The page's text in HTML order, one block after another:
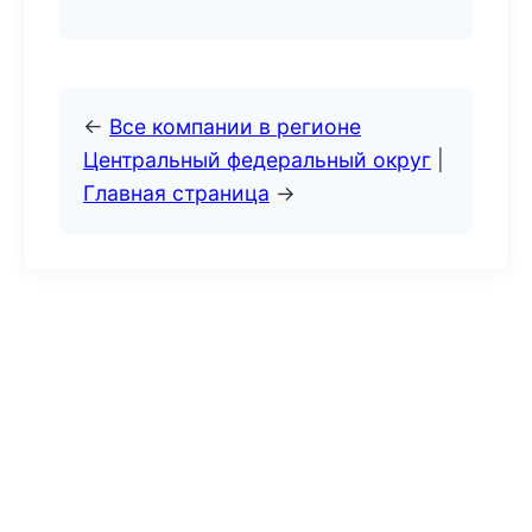
← Все компании в регионе
Центральный федеральный округ
Главная страница →